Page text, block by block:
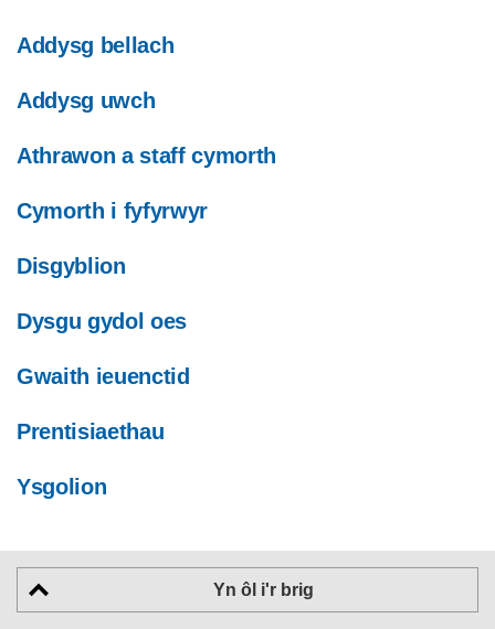
Addysg bellach
Addysg uwch
Athrawon a staff cymorth
Cymorth i fyfyrwyr
Disgyblion
Dysgu gydol oes
Gwaith ieuenctid
Prentisiaethau
Ysgolion
Yn ôl i'r brig